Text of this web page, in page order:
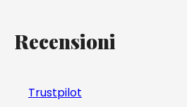
Recensioni
Trustpilot